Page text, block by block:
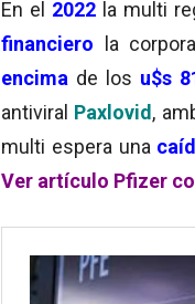
En el 2022la multi
financiero la
encima de los u$s
antiviral Paxlovid,
multi espera una
Ver artículo Pfizer